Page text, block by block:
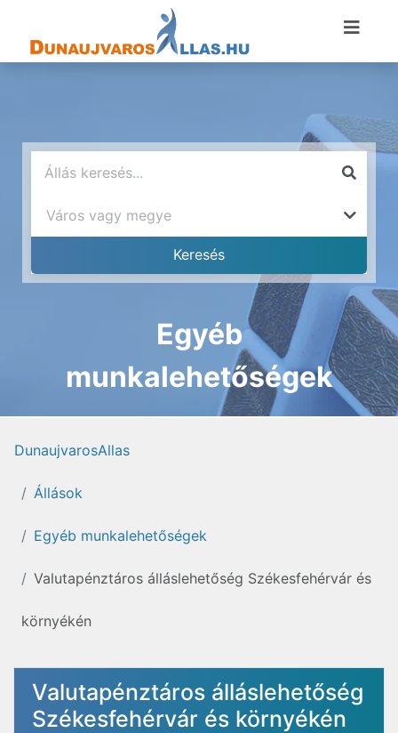
Egyéb
munkalehetőségek
DunaujvarosAllas
Állások
Egyéb munkalehetőségek
Valutapénztáros álláslehetőség Székesfehérvár és
környékén
Valutapénztáros álláslehetőség
Székesfehérvár és környékén